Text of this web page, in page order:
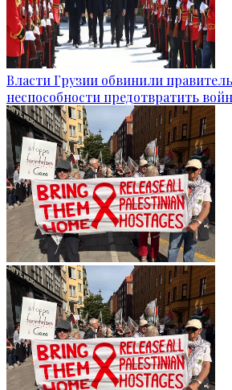
Власти Грузии обвинили
неспособности предотвратить